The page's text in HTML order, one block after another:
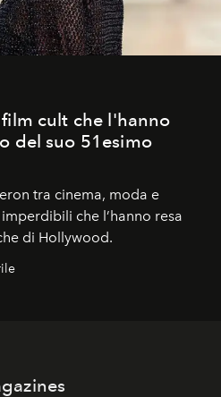
cult che l'hanno
del suo 51esimo
tra cinema, moda e
che l’hanno resa
di Hollywood.